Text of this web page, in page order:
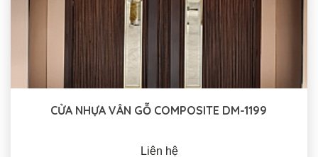
CỬA NHỰA VÂN GỖ COMPOSITE DM-1199
Liên hệ